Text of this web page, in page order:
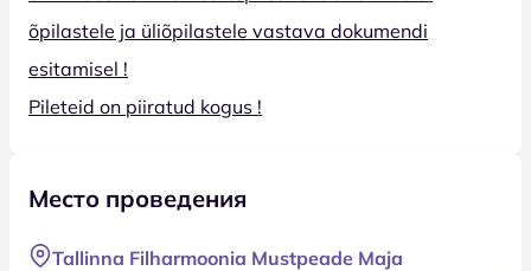
õpilastele ja üliõpilastele vastava dokumendi
esitamisel !
Pileteid on piiratud kogus !
Место проведения
Tallinna Filharmoonia Mustpeade Maja